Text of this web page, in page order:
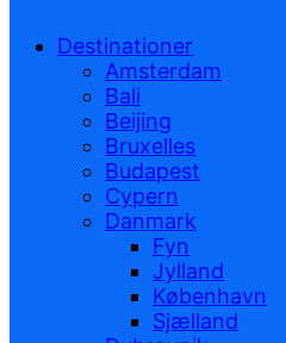
Destinationer
Amsterdam
Bali
Beijing
Bruxelles
Budapest
Cypern
Danmark
Fyn
Jylland
København
Sjælland